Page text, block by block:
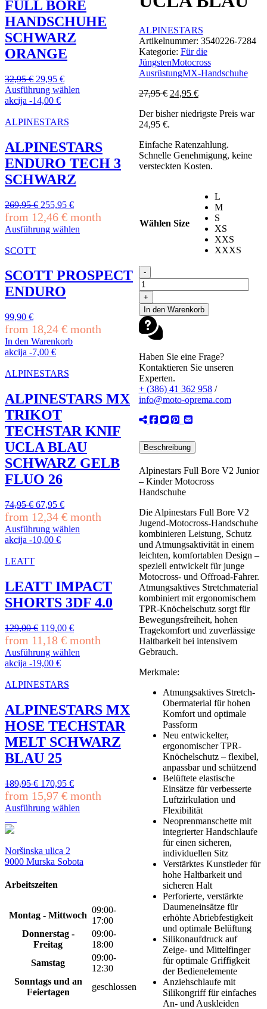
ALPINESTARS
Artikelnummer: 3540226-7284
Kategorie: Für die
JüngstenMotocross
AusrüstungMX-Handschuhe
27,95€ Ursprünglicher
war:
27,95 €
24,95 €Aktueller
ist:
Der bisher niedrigste Preis war
24,95 €.
Einfache Ratenzahlung.
Schnelle Genehmigung, keine
versteckten Kosten.
Wählen Size
L
M
S
XS
XXS
XXXS
- ALPINESTARS
FULL
BORE
V2
MX
JUGEND
KINDER
UCLA
BLAU
Menge
+
In den Warenkorb
Haben Sie eine Frage?
Kontaktieren Sie unseren
Experten.
+ (386) 41 362 958/
info@moto-oprema.com
Beschreibung
Alpinestars Full Bore V2 Junior
– Kinder Motocross
Handschuhe
Die Alpinestars Full Bore V2
Jugend-Motocross-Handschuhe
kombinieren Leistung, Schutz
und Atmungsaktivität in einem
leichten, komfortablen Design –
speziell entwickelt für junge
Motocross- und Offroad-Fahrer.
Atmungsaktives Stretchmaterial
kombiniert mit ergonomischem
TPR-Knöchelschutz sorgt für
Bewegungsfreiheit, hohen
Tragekomfort und zuverlässige
Haltbarkeit bei intensivem
Gebrauch.
Merkmale:
Atmungsaktives Stretch-
Obermaterial für hohen
Komfort und optimale
Passform
Neu entwickelter,
ergonomischer TPR-
Knöchelschutz – flexibel,
anpassbar und schützend
Belüftete elastische
Einsätze für verbesserte
Luftzirkulation und
Flexibilität
Neoprenmanschette mit
integrierter Handschlaufe
für einen sicheren,
individuellen Sitz
Verstärktes Kunstleder für
hohe Haltbarkeit und
sicheren Halt
Perforierte, verstärkte
Daumeneinsätze für
erhöhte Abriebfestigkeit
und optimale Belüftung
Silikonaufdruck auf
Zeige- und Mittelfinger
für optimale Griffigkeit
der Bedienelemente
Anziehschlaufe mit
Silikongriff für einfaches
An- und Auskleiden
FULL BORE
HANDSCHUHE
SCHWARZ
ORANGE
32,95€ Ursprünglicher
Preis
war:
29,95 €Aktueller
Preis
Ausführung wählen
Dieses
weist
Varianten
auf.
Die
Optionen
können
der
Produktseite
gewählt
akcija -14,00 €
ALPINESTARS
ALPINESTARS
ENDURO TECH 3
SCHWARZ
269,95€ Ursprünglicher
Preis
war:
269,95 €
255,95 €Aktueller
Preis
ist:
255,95 €.
from 12,46 € month
Ausführung wählen
Produkt
mehrere
Varianten
auf.
Optionen
können
auf
der
Produktseite
gewählt
werden
SCOTT
SCOTT PROSPECT
ENDURO
99,90 €
from 18,24 € month
In den Warenkorb
akcija -7,00 €
ALPINESTARS
ALPINESTARS MX
TRIKOT
TECHSTAR KNIF
UCLA BLAU
SCHWARZ GELB
FLUO 26
74,95€ Ursprünglicher
Preis
war:
74,95 €
67,95 €Aktueller
Preis
ist:
67,95 €.
from 12,34 € month
Ausführung wählen
Dieses
weist
Varianten
auf.
Die
können
auf
der
Produktseite
gewählt
akcija -10,00 €
LEATT
LEATT IMPACT
SHORTS 3DF 4.0
129,00€ Ursprünglicher
Preis
war:
129,00 €
119,00 €Aktueller
Preis
ist:
119,00 €.
from 11,18 € month
Ausführung wählen
Dieses
weist
Varianten
auf.
Die
Optionen
können
auf
Produktseite
gewählt
werden
akcija -19,00 €
ALPINESTARS
ALPINESTARS MX
HOSE TECHSTAR
MELT SCHWARZ
BLAU 25
189,95€ Ursprünglicher
Preis
war:
189,95 €
170,95 €Aktueller
Preis
ist:
170,95 €.
from 15,97 € month
Ausführung wählen
Produkt
mehrere
Varianten
Die
auf
Produktseite
gewählt
Noršinska ulica 2
9000 Murska Sobota
Arbeitszeiten
Montag - Mittwoch
09:00-
17:00
Donnerstag -
Freitag
09:00-
18:00
Samstag
09:00-
12:30
Sonntags und an
Feiertagen
geschlossen